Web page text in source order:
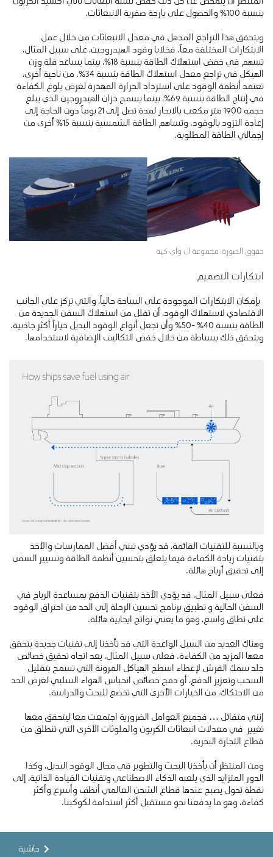
بنسبة 100٪ والحصول على بارجة صفرية الانبعاثات.
ويتحقق هذا التراجع المذهل في معدل الانبعاثات من خلال عمل
الابتكارات المختلفة معاً. فخلايا وقود الهيدروجين، على سبيل المثال،
تسهم في خفض استهلاك الطاقة بنسبة 18٪، بينما يساعد قلة وزن
الهيكل في تراجع معدل استهلاك الطاقة بنسبة 34٪. من ناحية أخرى،
تعتمد أنظمة الوقود على استرداد الحرارة المهدرة لغرض بلوغ الكفاءة
في إنتاج الطاقة بنسبة 69٪، بينما يسمح خزان الهيدروجين الذي يبلغ
حجمه 1900 متر مكعب بالابحار لمدة تصل إلى 21 يوماً دون الحاجة إلى
إعادة التزود بالوقود. وتساهم الطاقة الشمسية بنسبة 15٪ أخرى من
إجمالي الطاقة المطلوبة.
حقوق الصورة: مجموعة ان واي كيه
ابتكارات التصميم
بإمكان الابتكارات الموجودة على الساحة حالياً، والتي تركز على الجانب
الاقتصادي لاستهلاك الوقود، أن تقلل من استهلاك السفن الجديدة من
الطاقة بنسبة 40٪ -50٪ وأن تجعل أنواع الوقود البديل خياراً أكثر جاذبية.
ويتحقق ذلك ببساطة من خلال خفض التكاليف الإضافية لاستخدامها.
وبالنسبة للتقنيات القائمة، قد يؤدي تبني أفضل الممارسات والأخذ
بتقنيات زيادة الكفاءة فيما يتعلق بتحسين أنظمة الطاقة وتسيير السفن
إلى تحقيق أرباح هائلة.
فعلى سبيل المثال، قد يؤدي الأخذ بتقنيات الدفع بمساعدة الرياح في
السفن الحالية و تطبيق برنامج تحسين الرحلة إلى الحد من احتراق الوقود
على نطاق واسع، وهو ما يعني نواتج ايجابية هائلة.
وهناك العديد من السبل الواعدة التي قد تأخذنا إلى تقنيات جديدة يتحقق
معها المزيد من الكفاءة. فعلى سبيل المثال، يعد اتجاه تحقيق خصائص
جلد سمك القرش لإعطاء اسطح الهياكل المرونة التي تسمح بتقليل
السحب وتعزيز الدفع، أو دمج خصائص انحباس الهواء السلبي لغرض الحد
من الاحتكاك، من الخيارات الأخرى التي تخضع للبحث والدراسة.
إنني متفائل … فجميع العوامل الضرورية اجتمعت معا ليتحقق معها
تغيير في معدلات انبعاثات الكربون والملوثات الأخرى التي تنطلق من
قطاع التجارة البحرية.
ومن المنتظر أن يأخذنا البحث والتطوير في مجال الوقود البديل، وكذا
الدور المتزايد الذي يلعبه الذكاء الاصطناعي وتقنيات القيادة الذاتية، إلى
نقطة تحول يصبح عندها قطاع الشحن العالمي أنظف وأسرع وأكثر
كفاءة، وهو ما يدفعنا نحو مستقبل أكثر استدامة لكوكبنا.
حاشية